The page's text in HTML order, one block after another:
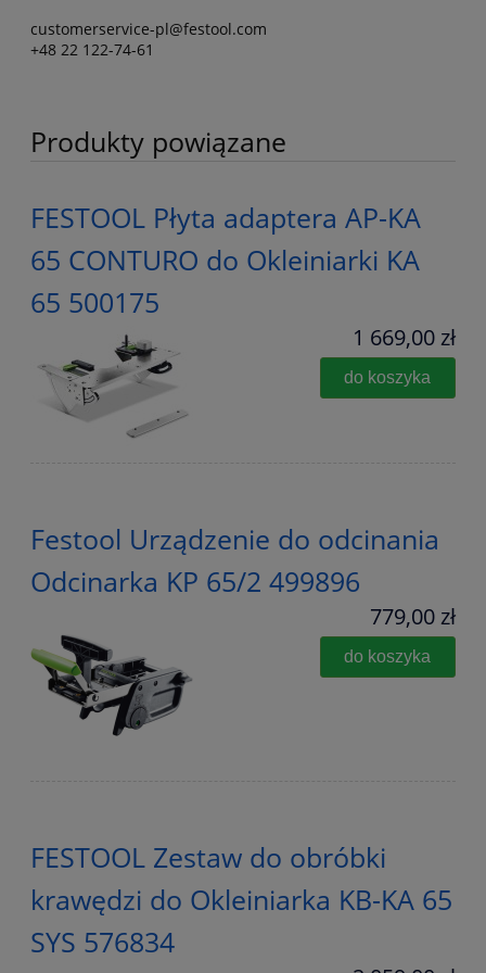
customerservice-pl@festool.com
+48 22 122-74-61
Produkty powiązane
FESTOOL Płyta adaptera AP-KA
65 CONTURO do Okleiniarki KA
65 500175
1 669,00 zł
do koszyka
Festool Urządzenie do odcinania
Odcinarka KP 65/2 499896
779,00 zł
do koszyka
FESTOOL Zestaw do obróbki
krawędzi do Okleiniarka KB-KA 65
SYS 576834